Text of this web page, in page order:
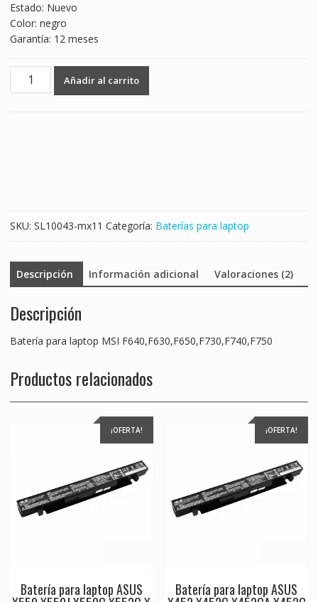
Estado: Nuevo
Color: negro
Garantía: 12 meses
Batería
Añadir al carrito
SKU: SL10043-mx11 Categoría: Baterías para laptop
Descripción Información adicional Valoraciones (2)
Descripción
Batería para laptop MSI F640,F630,F650,F730,F740,F750
Productos relacionados
¡OFERTA!
Batería para laptop ASUS
¡OFERTA!
Batería para laptop ASUS